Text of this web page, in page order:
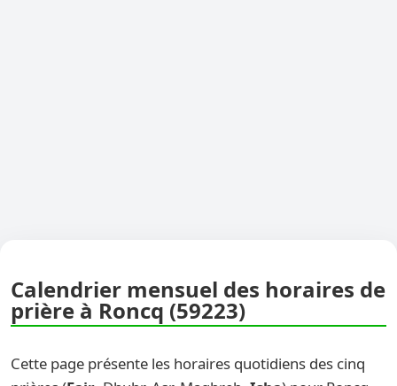
Calendrier mensuel des horaires de
prière à Roncq (59223)
Cette page présente les horaires quotidiens des cinq